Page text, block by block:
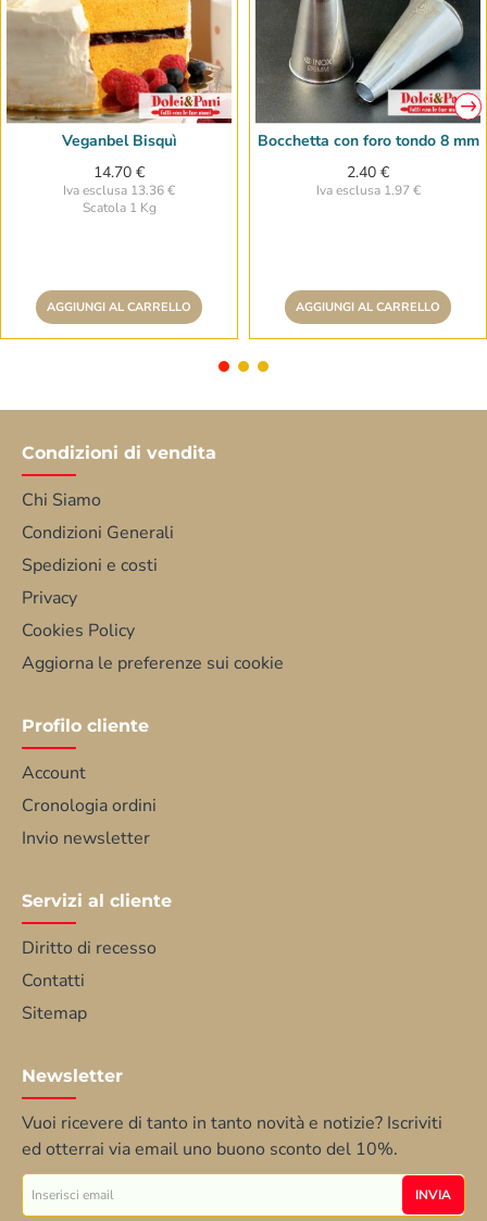
Veganbel Bisquì
14.70 €
Iva esclusa 13.36 €
Scatola 1 Kg
AGGIUNGI AL CARRELLO
Bocchetta con foro tondo 8 mm
2.40 €
Iva esclusa 1.97 €
AGGIUNGI AL CARRELLO
Condizioni di vendita
Chi Siamo
Condizioni Generali
Spedizioni e costi
Privacy
Cookies Policy
Aggiorna le preferenze sui cookie
Profilo cliente
Account
Cronologia ordini
Invio newsletter
Servizi al cliente
Diritto di recesso
Contatti
Sitemap
Newsletter
Vuoi ricevere di tanto in tanto novità e notizie? Iscriviti
ed otterrai via email uno buono sconto del 10%.
Inserisci
email
INVIA